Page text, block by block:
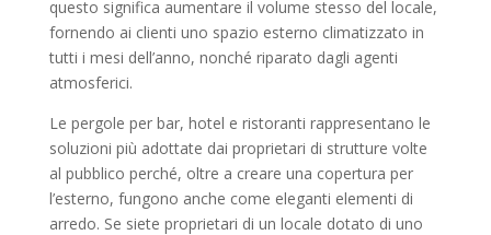
questo significa aumentare il volume stesso del locale,
fornendo ai clienti uno spazio esterno climatizzato in
tutti i mesi dell’anno, nonché riparato dagli agenti
atmosferici.
Le pergole per bar, hotel e ristoranti rappresentano le
soluzioni più adottate dai proprietari di strutture volte
al pubblico perché, oltre a creare una copertura per
l’esterno, fungono anche come eleganti elementi di
arredo. Se siete proprietari di un locale dotato di uno